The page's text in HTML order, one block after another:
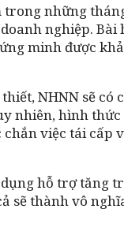
những
nghiệp.
minh được
NHNN sẽ có
nhiên, hình
việc tái cấp
hỗ trợ tăng
sẽ thành vô